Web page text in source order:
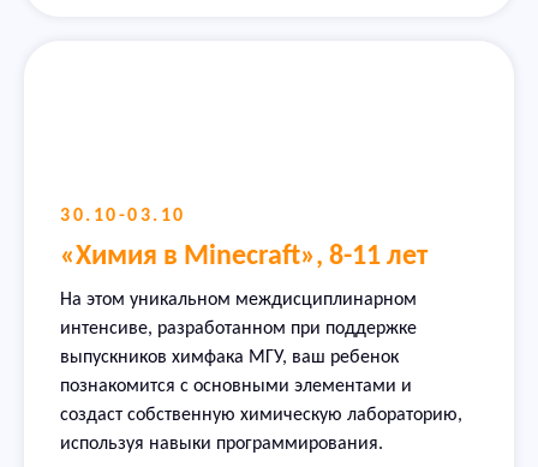
30.10-03.10
«Химия в Minecraft», 8-11 лет
На этом уникальном междисциплинарном
интенсиве, разработанном при поддержке
выпускников химфака МГУ, ваш ребенок
познакомится с основными элементами и
создаст собственную химическую лабораторию,
используя навыки программирования.